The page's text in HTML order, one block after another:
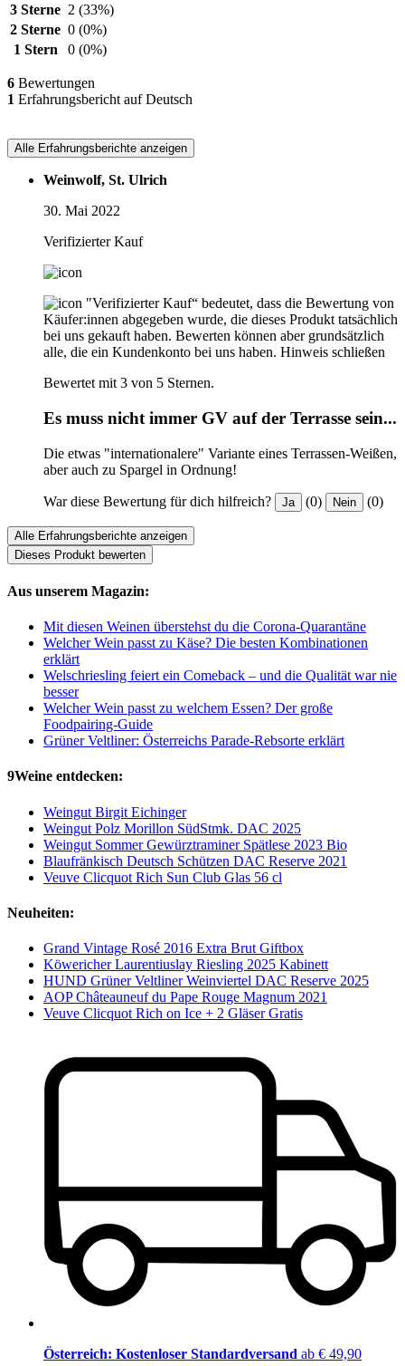
3 Sterne 2 (33%)
2 Sterne 0 (0%)
1 Stern
0 (0%)
6 Bewertungen
1 Erfahrungsbericht auf Deutsch
Alle Erfahrungsberichte anzeigen
Weinwolf, St. Ulrich
30. Mai 2022
Verifizierter Kauf
"Verifizierter Kauf“ bedeutet, dass die Bewertung von
Käufer:innen abgegeben wurde, die dieses Produkt tatsächlich
bei uns gekauft haben. Bewerten können aber grundsätzlich
alle, die ein Kundenkonto bei uns haben. Hinweis schließen
Bewertet mit 3 von 5 Sternen.
Es muss nicht immer GV auf der Terrasse sein...
Die etwas "internationalere" Variante eines Terrassen-Weißen,
aber auch zu Spargel in Ordnung!
War diese Bewertung für dich hilfreich? Ja (0) Nein (0)
Alle Erfahrungsberichte anzeigen
Dieses Produkt bewerten
Aus unserem Magazin:
Mit diesen Weinen überstehst du die Corona-Quarantäne
Welcher Wein passt zu Käse? Die besten Kombinationen
erklärt
Welschriesling feiert ein Comeback – und die Qualität war nie
besser
Welcher Wein passt zu welchem Essen? Der große
Foodpairing-Guide
Grüner Veltliner: Österreichs Parade-Rebsorte erklärt
9Weine entdecken:
Weingut Birgit Eichinger
Weingut Polz Morillon SüdStmk. DAC 2025
Weingut Sommer Gewürztraminer Spätlese 2023 Bio
Blaufränkisch Deutsch Schützen DAC Reserve 2021
Veuve Clicquot Rich Sun Club Glas 56 cl
Neuheiten:
Grand Vintage Rosé 2016 Extra Brut Giftbox
Köwericher Laurentiuslay Riesling 2025 Kabinett
HUND Grüner Veltliner Weinviertel DAC Reserve 2025
AOP Châteauneuf du Pape Rouge Magnum 2021
Veuve Clicquot Rich on Ice + 2 Gläser Gratis
Österreich: Kostenloser Standardversand ab € 49,90